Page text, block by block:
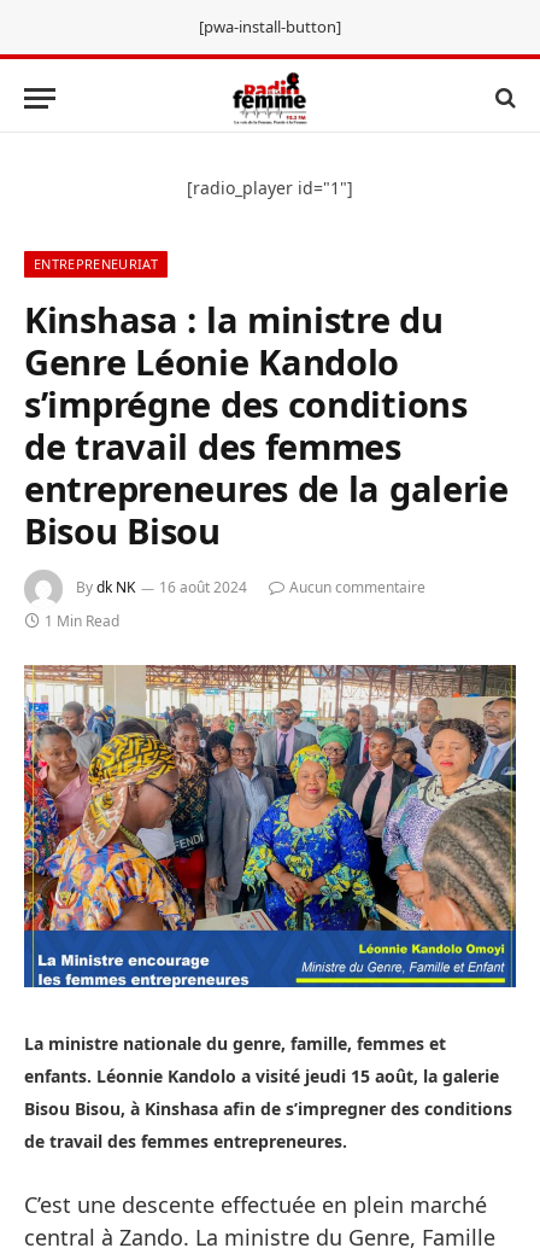
[pwa-install-button]
[radio_player id="1"]
ENTREPRENEURIAT
Kinshasa : la ministre du
Genre Léonie Kandolo
s’imprégne des conditions
de travail des femmes
entrepreneures de la galerie
Bisou Bisou
Bydk NK 16 août 2024
Aucun commentaire
1 Min Read
La ministre nationale du genre, famille, femmes et
enfants. Léonnie Kandolo a visité jeudi 15 août, la galerie
Bisou Bisou, à Kinshasa afin de s’impregner des conditions
de travail des femmes entrepreneures.
C’est une descente effectuée en plein marché
central à Zando. La ministre du Genre, Famille